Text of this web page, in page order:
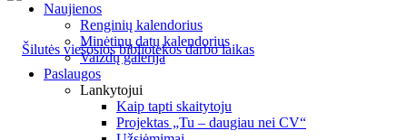
Naujienos
Renginių kalendorius
Minėtinų datų kalendorius
Vaizdų galerija
Paslaugos
Lankytojui
Kaip tapti skaitytoju
Projektas „Tu – daugiau nei CV“